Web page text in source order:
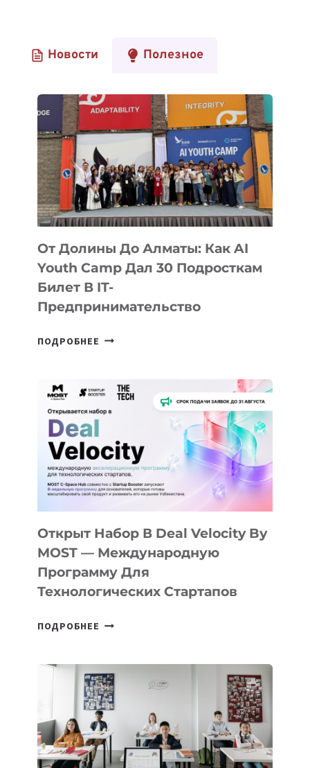
Новости Полезное
От Долины До Алматы: Как AI
Youth Camp Дал 30 Подросткам
Билет В IT-
Предпринимательство
ПОДРОБНЕЕ ОТ
АЛМАТЫ:
КАК
AI
YOUTH
CAMP
ДАЛ
30
ПОДРОСТКАМ
БИЛЕТ
В
ПРЕДПРИНИМАТЕЛЬСТВО
Открыт Набор В Deal Velocity By
MOST — Международную
Программу Для
Технологических Стартапов
ПОДРОБНЕЕ ОТКРЫТ
DEAL
VELOCITY
BY
MOST
—
МЕЖДУНАРОДНУЮ